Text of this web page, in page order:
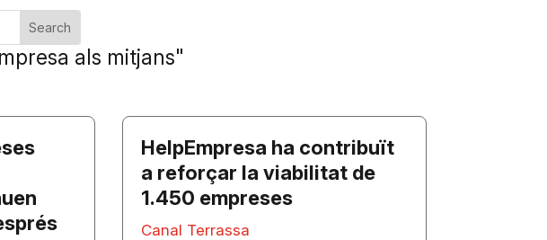
als mitjans"
HelpEmpresa ha contribuït
a reforçar la viabilitat de
1.450 empreses
Canal Terrassa